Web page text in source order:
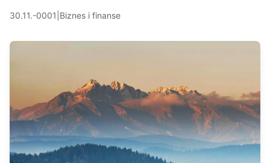
30.11.-0001 Biznes i finanse